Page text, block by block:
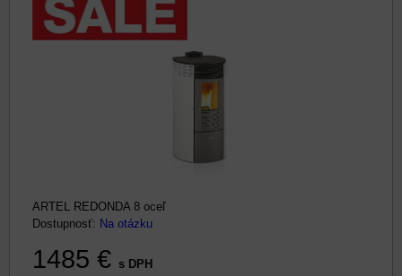
ARTEL REDONDA 8 oceľ
Dostupnosť: Na otázku
1485 € s DPH